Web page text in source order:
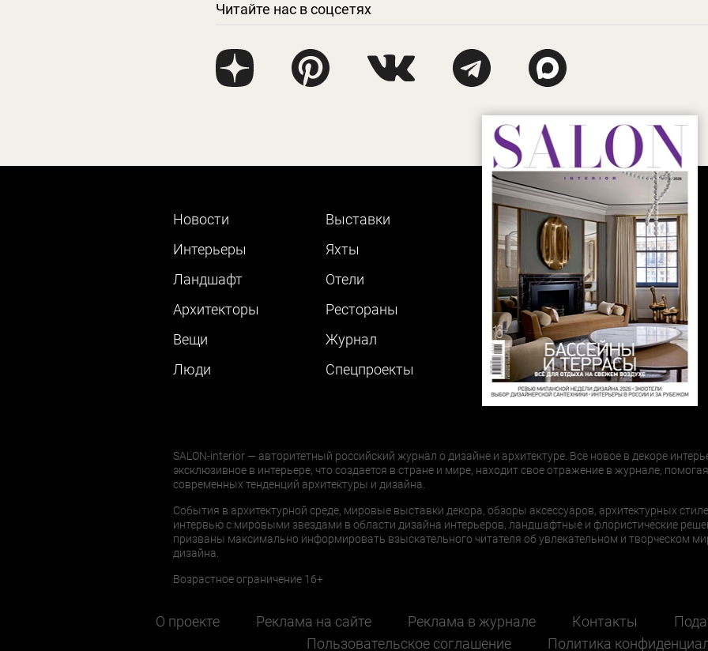
Читайте нас в соцсетях
Новости
Интерьеры
Ландшафт
Архитекторы
Вещи
Люди
Выставки
Яхты
Отели
Рестораны
Журнал
Cпецпроекты
SALON-interior — авторитетный российский журнал о дизайне и архитектуре. Все новое в декоре
эксклюзивное в интерьере, что создается в стране и мире, находит свое отражение в журнале,
современных тенденций архитектуры и дизайна.
События в архитектурной среде, мировые выставки декора, обзоры аксессуаров, архитектурных
интервью с мировыми звездами в области дизайна интерьеров, ландшафтные и флористические
призваны максимально информировать взыскательного читателя об увлекательном и творческом
дизайна.
Возрастное ограничение 16+
О проекте Реклама на сайте Реклама в журнале Контакты
Пользовательское соглашение
Политика